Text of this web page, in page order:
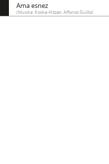
Ama esnez
(Musika: Koska-Hitzak: Alfonso Guillo)